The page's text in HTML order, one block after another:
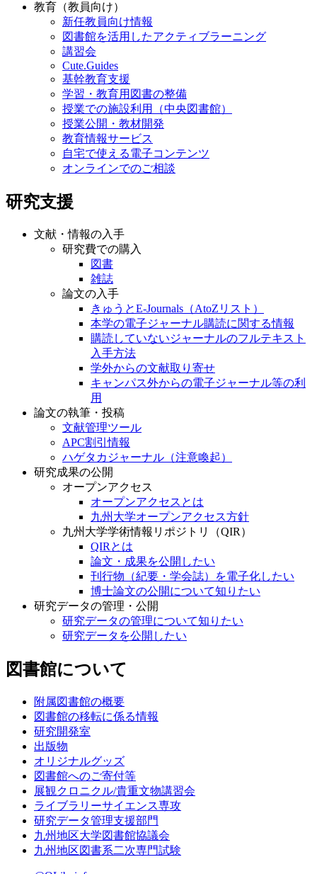
教育（教員向け）
新任教員向け情報
図書館を活用したアクティブラーニング
講習会
Cute.Guides
基幹教育支援
学習・教育用図書の整備
授業での施設利用（中央図書館）
授業公開・教材開発
教育情報サービス
自宅で使える電子コンテンツ
オンラインでのご相談
研究支援
文献・情報の入手
研究費での購入
図書
雑誌
論文の入手
きゅうとE-Journals（AtoZリスト）
本学の電子ジャーナル購読に関する情報
購読していないジャーナルのフルテキスト
入手方法
学外からの文献取り寄せ
キャンパス外からの電子ジャーナル等の利
用
論文の執筆・投稿
文献管理ツール
APC割引情報
ハゲタカジャーナル（注意喚起）
研究成果の公開
オープンアクセス
オープンアクセスとは
九州大学オープンアクセス方針
九州大学学術情報リポジトリ（QIR）
QIRとは
論文・成果を公開したい
刊行物（紀要・学会誌）を電子化したい
博士論文の公開について知りたい
研究データの管理・公開
研究データの管理について知りたい
研究データを公開したい
図書館について
附属図書館の概要
図書館の移転に係る情報
研究開発室
出版物
オリジナルグッズ
図書館へのご寄付等
展観クロニクル/貴重文物講習会
ライブラリーサイエンス専攻
研究データ管理支援部門
九州地区大学図書館協議会
九州地区図書系二次専門試験